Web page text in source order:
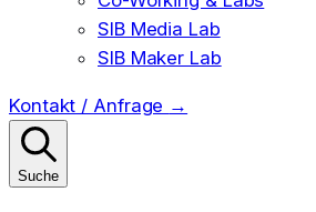
SIB Media Lab
SIB Maker Lab
Kontakt / Anfrage →
Suche